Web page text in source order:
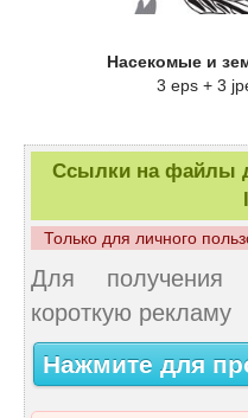
Насекомые и
3 eps + 3
Ссылки на файлы
Только для личного
Для получения
короткую рекламу
Нажмите для